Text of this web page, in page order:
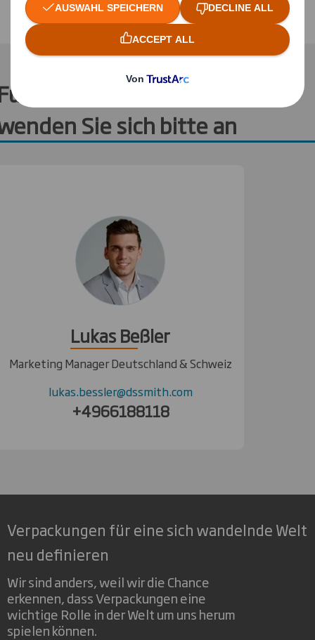
weitere Informationen
Sie sich bitte an
Lukas Beßler
Marketing Manager Deutschland & Schweiz
lukas.bessler@dssmith.com
+4966188118
Verpackungen für eine sich wandelnde Welt
neu definieren
Wir sind anders, weil wir die Chance
erkennen, dass Verpackungen eine
wichtige Rolle in der Welt um uns herum
spielen können.